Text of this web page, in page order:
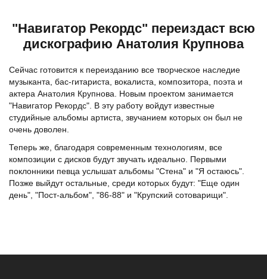
"Навигатор Рекордс" переиздаст всю
дискографию Анатолия Крупнова
Сейчас готовится к переизданию все творческое наследие
музыканта, бас-гитариста, вокалиста, композитора, поэта и
актера Анатолия Крупнова. Новым проектом занимается
"Навигатор Рекордс". В эту работу войдут известные
студийные альбомы артиста, звучанием которых он был не
очень доволен.
Теперь же, благодаря современным технологиям, все
композиции с дисков будут звучать идеально. Первыми
поклонники певца услышат альбомы "Стена" и "Я остаюсь".
Позже выйдут остальные, среди которых будут: "Еще один
день", "Пост-альбом", "86-88" и "Крупский сотоварищи".